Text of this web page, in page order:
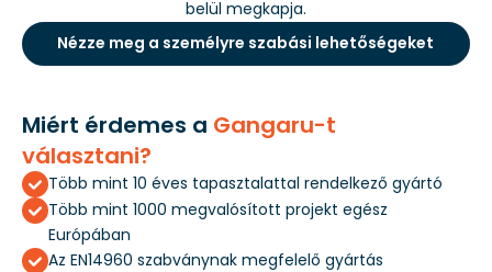
belül megkapja.
Nézze meg a személyre szabási lehetőségeket
Miért érdemes a Gangaru-t
választani?
Több mint 10 éves tapasztalattal rendelkező gyártó
Több mint 1000 megvalósított projekt egész
Európában
Az EN14960 szabványnak megfelelő gyártás